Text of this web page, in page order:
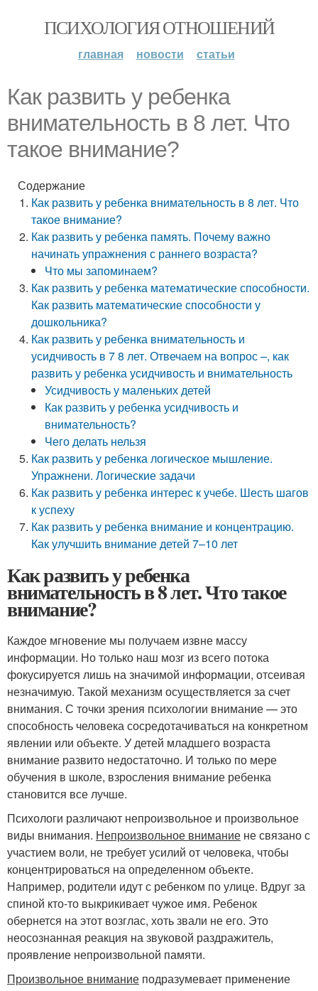
ПСИХОЛОГИЯ ОТНОШЕНИЙ
главная новости статьи
Как развить у ребенка
внимательность в 8 лет. Что
такое внимание?
Содержание
Как развить у ребенка внимательность в 8 лет. Что
такое внимание?
Как развить у ребенка память. Почему важно
начинать упражнения с раннего возраста?
Что мы запоминаем?
Как развить у ребенка математические способности.
Как развить математические способности у
дошкольника?
Как развить у ребенка внимательность и
усидчивость в 7 8 лет. Отвечаем на вопрос –, как
развить у ребенка усидчивость и внимательность
Усидчивость у маленьких детей
Как развить у ребенка усидчивость и
внимательность?
Чего делать нельзя
Как развить у ребенка логическое мышление.
Упражнени. Логические задачи
Как развить у ребенка интерес к учебе. Шесть шагов
к успеху
Как развить у ребенка внимание и концентрацию.
Как улучшить внимание детей 7–10 лет
Как развить у ребенка
внимательность в 8 лет. Что такое
внимание?
Каждое мгновение мы получаем извне массу
информации. Но только наш мозг из всего потока
фокусируется лишь на значимой информации, отсеивая
незначимую. Такой механизм осуществляется за счет
внимания. С точки зрения психологии внимание — это
способность человека сосредотачиваться на конкретном
явлении или объекте. У детей младшего возраста
внимание развито недостаточно. И только по мере
обучения в школе, взросления внимание ребенка
становится все лучше.
Психологи различают непроизвольное и произвольное
виды внимания. Непроизвольное внимание не связано с
участием воли, не требует усилий от человека, чтобы
концентрироваться на определенном объекте.
Например, родители идут с ребенком по улице. Вдруг за
спиной кто-то выкрикивает чужое имя. Ребенок
обернется на этот возглас, хоть звали не его. Это
неосознанная реакция на звуковой раздражитель,
проявление непроизвольной памяти.
Произвольное внимание подразумевает применение